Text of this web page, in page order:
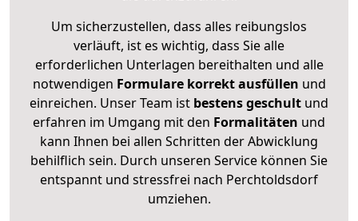
Um sicherzustellen, dass alles reibungslos
verläuft, ist es wichtig, dass Sie alle
erforderlichen Unterlagen bereithalten und alle
notwendigen Formulare korrekt ausfüllen und
einreichen. Unser Team ist bestens geschult und
erfahren im Umgang mit den Formalitäten und
kann Ihnen bei allen Schritten der Abwicklung
behilflich sein. Durch unseren Service können Sie
entspannt und stressfrei nach Perchtoldsdorf
umziehen.